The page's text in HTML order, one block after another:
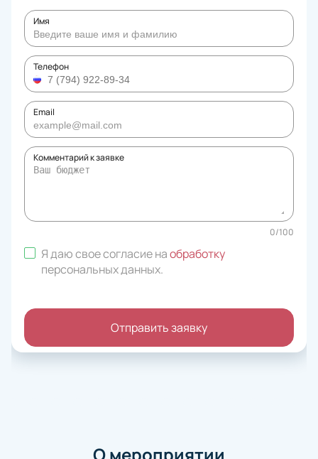
Имя
Телефон
Email
Комментарий к заявке
0/100
Я даю свое согласие наобработку
персональных данных.
Отправить заявку